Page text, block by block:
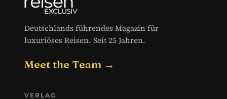
Deutschlands führendes Magazin für
luxuriöses Reisen. Seit 25 Jahren.
Meet the Team →
VERLAG